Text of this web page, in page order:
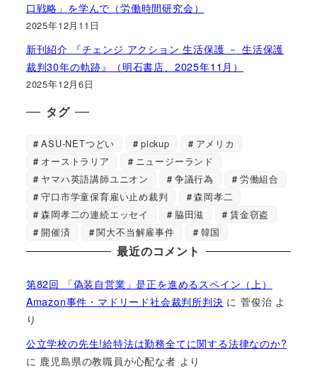
口戦略」を学んで（労働時間研究会）
2025年12月11日
新刊紹介 『チェンジ アクション 生活保護 － 生活保護
裁判30年の軌跡』（明石書店、2025年11月）
2025年12月6日
タグ
ASU-NETつどい pickup
アメリカ
オーストラリア
ニュージーランド
ヤマハ英語講師ユニオン
争議行為
労働組合
守口市学童保育雇い止め裁判
森岡孝二
森岡孝二の連続エッセイ
脇田滋
賃金窃盗
開催済
関大不当解雇事件 韓国
最近のコメント
第82回 「偽装自営業」是正を進めるスペイン（上）
Amazon事件・マドリード社会裁判所判決 に菅俊治 よ
り
公立学校の先生!給特法は勤務全てに関する法律なのか?
に 鹿児島県の教職員が心配な者 より